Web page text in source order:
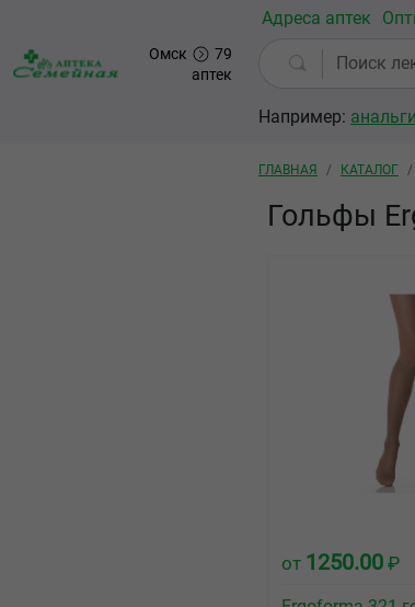
Перейти к основному содержанию
Омск
79
аптек
Адреса аптек
Например:
Строка
ГЛАВНАЯ КАТАЛОГ
Гольфы
от 1250.00 ₽